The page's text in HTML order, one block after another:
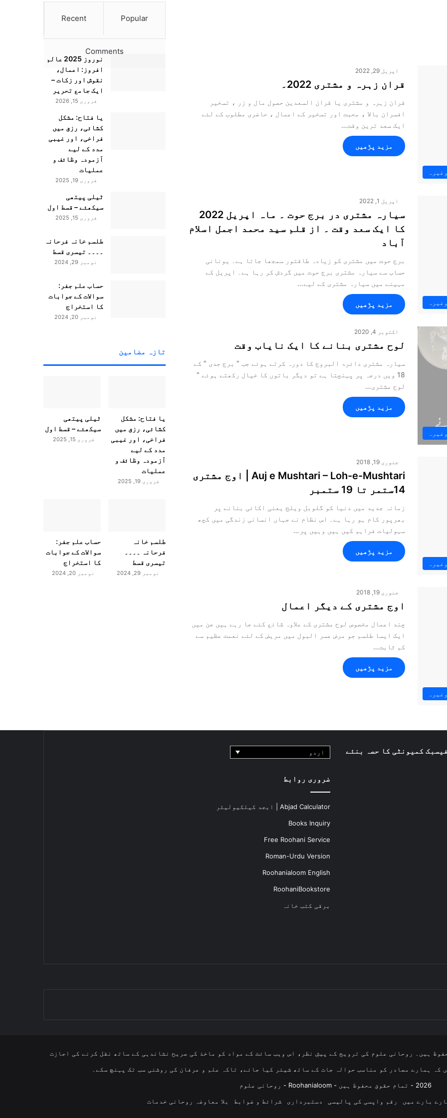
اپریل 29, 2022
قران زہرہ و مشتری 2022۔
قران زہرہ و مشتری یا قران السعدین حصول مال و زر ، تسخیر
افسران بالا ، محبت اور تسخیر کے اعمال ، حاضری مطلوب کے لئے
ایک سعد ترین وقت…
مزید پڑھیں
اپریل 1, 2022
سیارہ مشتری در برج حوت ۔ ماہ اپریل 2022
کا ایک سعد وقت ۔ از قلم سید محمد اجمل اسلام
آباد
برج حوت میں مشتری کو زیادہ طاقتور سمجھا جاتا ہے۔ یونانی
حساب سے سیارہ مشتری برج حوت میں گردش کر رہا ہے۔ اپریل کے
مہینے میں سیارہ مشتری کے لیے…
مزید پڑھیں
اکتوبر 4, 2020
لوح مشتری بنانے کا ایک نایاب وقت
سیارہ مشتری دائرۃ البروج کا دورہ کرتے ہوئے جب " برج جدی " کے
18 ویں درجہ پر پہنچتا ہے تو دیگر باتوں کا خیال رکھتے ہوئے "
لوح مشتری…
مزید پڑھیں
جنوری 19, 2018
Auj e Mushtari – Loh-e-Mushtari | اوج مشتری
14ستمر تا 19 ستمبر
زمانہ جدید میں دنیا کو گلوبل ویلج یعنی اکائی بنانے پر
بھرپور کام ہو رہا ہے۔ اس نظام نے جہاں انسانی زندگی میں کچھ
سہولیات فراہم کیں ہیں وہیں پر…
مزید پڑھیں
جنوری 19, 2018
اوج مشتری کے دیگر اعمال
چند اعمال مخصوص لوح مشتری کے علاوہ شائع کئے جا رہے ہیں جن میں
ایک ایسا طلسم جو مرض عسر البول میں مریض کے لئے نعمت عظیم سے
کم ثابت…
مزید پڑھیں
Popular
Recent
Comments
نوروز 2025 عالم
افروز: اعمال،
نقوش اور زکات –
ایک جامع تحریر
فروری 15, 2026
یا فتاح: مشکل
کشائی، رزق میں
فراخی، اور غیبی
مدد کے لیے
آزمودہ وظائف و
عملیات
فروری 19, 2025
ٹیلی پیتھی
سیکھئے – قسط اول
فروری 15, 2025
طلسم خانہ فرحانہ
۔۔۔۔ تیسری قسط
نومبر 29, 2024
حساب علم جفر:
سوالات کے جوابات
کا استخراج
نومبر 20, 2024
تازہ مضامین
یا فتاح: مشکل
کشائی، رزق میں
فراخی، اور غیبی
مدد کے لیے
آزمودہ وظائف و
عملیات
فروری 19, 2025
ٹیلی پیتھی
سیکھئے – قسط اول
فروری 15, 2025
طلسم خانہ
فرحانہ ۔۔۔۔
تیسری قسط
نومبر 29, 2024
حساب علم جفر:
سوالات کے جوابات
کا استخراج
نومبر 20, 2024
کمیونٹی کا حصہ بنئے اردو
ضروری روابط
Abjad Calculator | ابجد کیلکیولیٹر
Books Inquiry
Free Roohani Service
Roman-Urdu Version
Roohanialoom English
RoohaniBookstore
برقی کتب خانہ
ہیں۔ روحانی علوم کی ترویج کے پیشِ نظر، اس ویب سائٹ کے مواد کو ماخذ کی صریح نشاندہی کے ساتھ نقل کرنے کی اجازت
کہ ہمارے مصادر کو مناسب حوالہ جات کے ساتھ شیئر کیا جائے، تاکہ علم و عرفان کی روشنی سب تک پہنچ سکے۔
2026 - تمام حقوق محفوظ ہیں - Roohanialoom - روحانی علوم
بارے میں رقم واپسی کی پالیسی دستبرداری شرائط و ضوابط بلا معاوضہ روحانی خدمات